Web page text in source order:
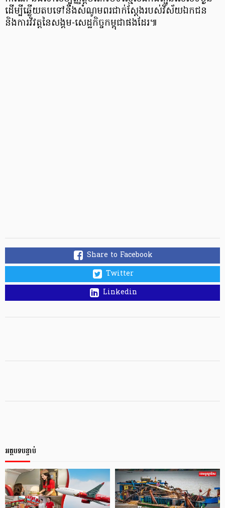
ដើម្បីឆ្លើយតបទៅនឹងសំណូមពរជាក់ស្តែងរបស់វិស័យឯកជន
និងការវិវត្តនៃសង្គម-សេដ្ឋកិច្ចកម្ពុជាផងដែរ៕
Share to Facebook
Twitter
Linkedin
អត្ថបទបន្ទាប់